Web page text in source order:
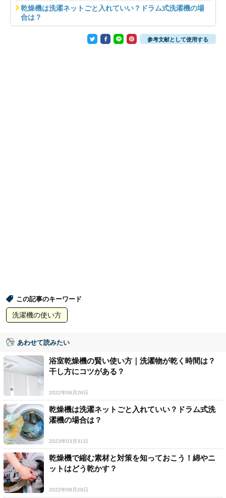
乾燥機は洗濯ネットごと入れていい？ドラム式洗濯機の場
合は？
参考文献として使用する
この記事のキーワード
洗濯機の使い方
あわせて読みたい
浴室乾燥機の賢い使い方｜洗濯物が乾く時間は？
干し方にコツがある？
2022年09月26日
乾燥機は洗濯ネットごと入れていい？ドラム式洗
濯機の場合は？
2023年03月31日
乾燥機で縮む素材と対策を知っておこう！綿やニ
ットはどう乾かす？
2022年09月29日